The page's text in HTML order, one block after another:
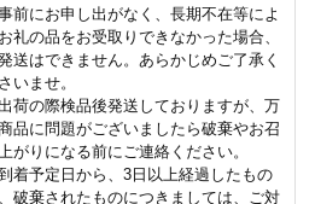
前にお申し出がなく、長期不在等によ
礼の品をお受取りできなかった場合、
送はできません。あらかじめご了承く
いませ。
荷の際検品後発送しておりますが、万
品に問題がございましたら破棄やお召
がりになる前にご連絡ください。
着予定日から、3日以上経過したもの
破棄されたものにつきましては、ご対